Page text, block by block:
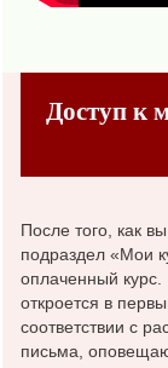
Доступ к
После того, как
подраздел «Мои
оплаченный
откроется в
соответствии с
письма,